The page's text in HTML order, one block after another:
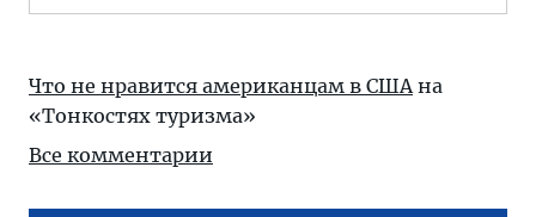
Что не нравится американцам в СШАна
«Тонкостях туризма»
Все комментарии